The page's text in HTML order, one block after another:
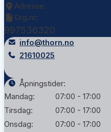
Adresse:
Org.nr:
997536320
info@thorn.no
21610025
Åpningstider:
Mandag:
07:00 - 17:00
Tirsdag:
07:00 - 17:00
Onsdag:
07:00 - 17:00